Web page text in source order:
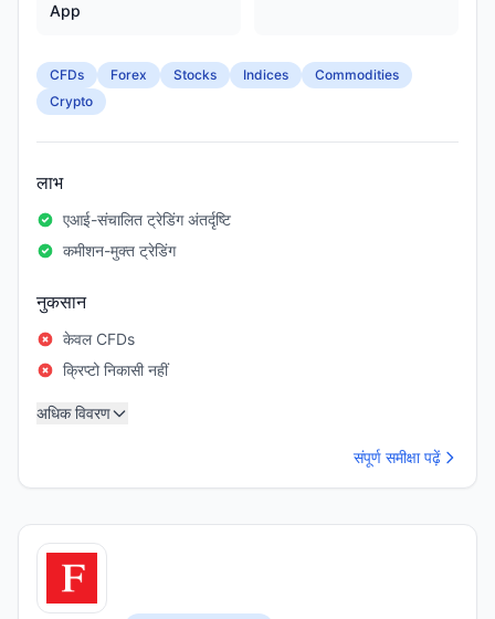
App
CFDs Forex Stocks Indices
Commodities
Crypto
लाभ
एआई-संचालित ट्रेडिंग अंतर्दृष्टि
कमीशन-मुक्त ट्रेडिंग
नुकसान
केवल CFDs
क्रिप्टो निकासी नहीं
अधिक विवरण
संपूर्ण समीक्षा पढ़ें